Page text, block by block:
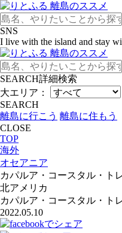
SNS
I live with the island and stay
SEARCH詳細検索
大エリア：
SEARCH
離島に行こう 離島に住もう
CLOSE
TOP
海外
オセアニア
カパルア・コースタル・ト
北アメリカ
カパルア・コースタル・ト
2022.05.10